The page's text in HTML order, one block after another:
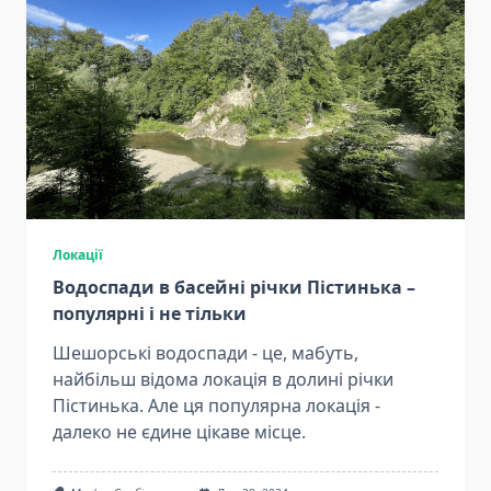
Локації
Водоспади в басейні річки Пістинька –
популярні і не тільки
Шешорські водоспади - це, мабуть,
найбільш відома локація в долині річки
Пістинька. Але ця популярна локація -
далеко не єдине цікаве місце.